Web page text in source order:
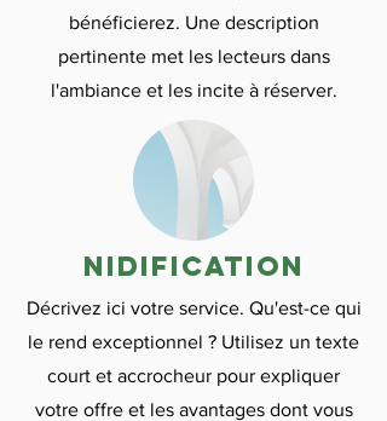
bénéficierez. Une description
pertinente met les lecteurs dans
l'ambiance et les incite à réserver.
nidification
Décrivez ici votre service. Qu'est-ce qui
le rend exceptionnel ? Utilisez un texte
court et accrocheur pour expliquer
votre offre et les avantages dont vous